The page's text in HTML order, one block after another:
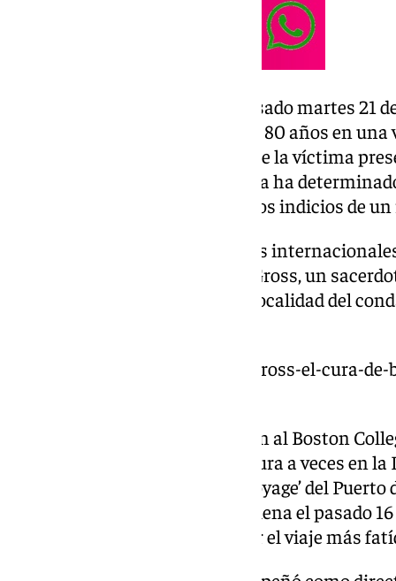
Los hechos se produjeron el pasado martes 21
hallaron muerto a un turista de 80 años en
Viento, en el Centro. El cuerpo de la víctima
en la cabeza -aunque la autopsia ha
habitación se encontraron claros indicios de
Días después, y gracias a medios
. Se trataba de Richard Gross, un
(Massachusets), una pequeña localidad del
https://www.101tv.es/richard-gross-el-cura-
Gross, con una larga vinculación al Boston
escuela secunda, servía como cura a veces en
Buen Viaje ‘Out Lady of Good Voyage’ del
última misa en una parroquia llena el pasado
y tras venir a Europa iba a sufrir el viaje más